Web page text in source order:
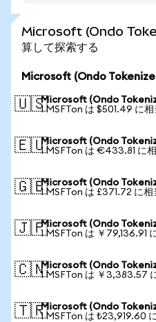
Microsoft (Ondo
算して探索する
Microsoft (Ondo
🇺🇸Microsoft (Ondo
1 MSFTon は $501.49 に相
🇪🇺Microsoft (Ondo
1 MSFTon は €433.81 に
🇬🇧Microsoft (Ondo
1 MSFTon は £371.72 に相
🇯🇵Microsoft (Ondo
1 MSFTon は ￥79,136.91
🇨🇳Microsoft (Ondo
1 MSFTon は ￥3,383.57
🇹🇷Microsoft (Ondo
1 MSFTon は ₺23,919.60